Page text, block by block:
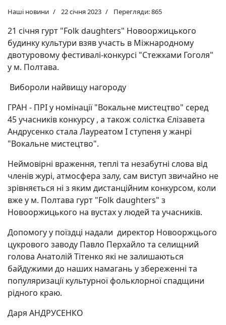
Наші новини 22 січня 2023 Перегляди: 865
21 січня гурт "Folk daughters" Новооржицького
будинку культури взяв участь в Міжнародному
двотуровому фестивалі-конкурсі "Стежками Гоголя"
у м. Полтава.
Вибороли найвищу нагороду
ГРАН - ПРІ у номінації "Вокальне мистецтво" серед
45 учасників конкурсу , а також солістка Єлізавета
Андрусенко стала Лауреатом І ступеня у жанрі
"Вокальне мистецтво".
Неймовірні враження, теплі та незабутні слова від
членів журі, атмосфера залу, сам виступ звичайно не
зрівняється ні з яким дистанційним конкурсом, коли
вже у м. Полтава гурт "Folk daughters" з
Новооржицького на вустах у людей та учасників.
Допомогу у поїздці надали директор Новооржцього
цукрового заводу Павло Перхайло та селищний
голова Анатолій Тітенко які не залишаються
байдужими до наших намагань у збереженні та
популяризації культурної фольклорної спадщини
рідного краю.
Даря АНДРУСЕНКО